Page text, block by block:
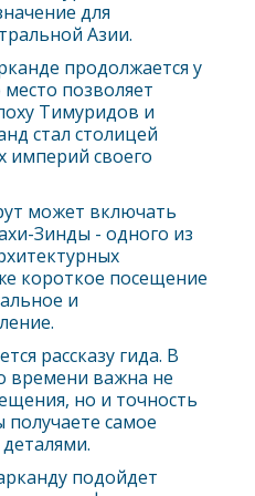
для
Азии.
е продолжается у
позволяет
Тимуридов и
стал столицей
своего
может включать
Зинды - одного из
короткое посещение
и
рассказу гида. В
времени важна не
но и точность
самое
у подойдет